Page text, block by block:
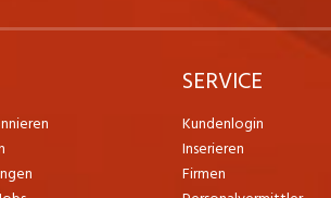
SERVICE
Kundenlogin
Inserieren
Firmen